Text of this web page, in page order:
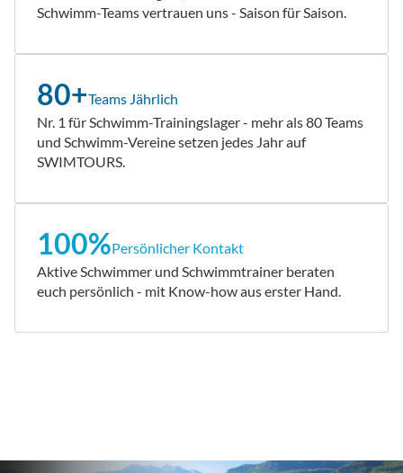
Schwimm-Teams vertrauen uns - Saison für Saison.
80+Teams Jährlich
Nr. 1 für Schwimm-Trainingslager - mehr als 80 Teams
und Schwimm-Vereine setzen jedes Jahr auf
SWIMTOURS.
100%Persönlicher Kontakt
Aktive Schwimmer und Schwimmtrainer beraten
euch persönlich - mit Know-how aus erster Hand.